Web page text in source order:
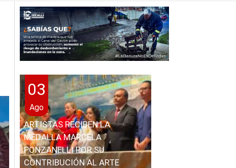
03
Ago
ARTISTAS RECIBEN LA
MEDALLA MARCELA
PONZANELLI POR SU
CONTRIBUCIÓN AL ARTE